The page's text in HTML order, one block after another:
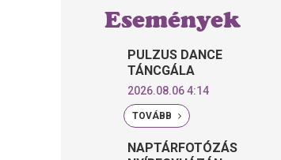
Események
PULZUS DANCE
TÁNCGÁLA
2026.08.06 4:14
TOVÁBB
NAPTÁRFOTÓZÁS